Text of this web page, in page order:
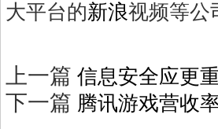
大平台的新浪视频等公
上一篇 信息安全应更
下一篇 腾讯游戏营收